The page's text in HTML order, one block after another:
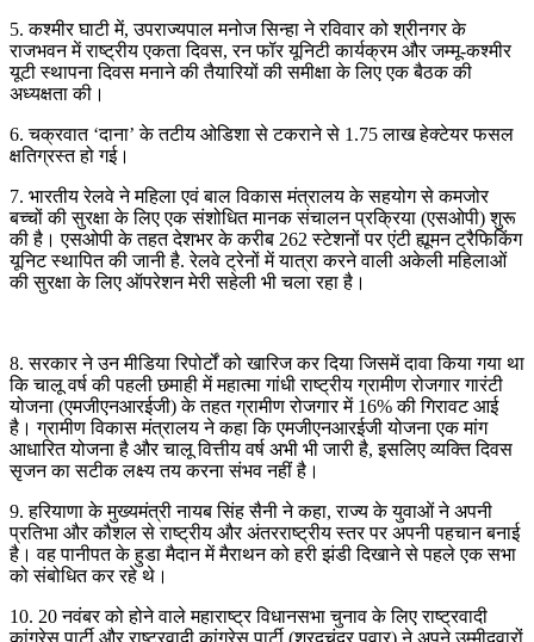
5. कश्मीर घाटी में, उपराज्यपाल मनोज सिन्हा ने रविवार को श्रीनगर के
राजभवन में राष्ट्रीय एकता दिवस, रन फॉर यूनिटी कार्यक्रम और जम्मू-कश्मीर
यूटी स्थापना दिवस मनाने की तैयारियों की समीक्षा के लिए एक बैठक की
अध्यक्षता की।
6. चक्रवात ‘दाना’ के तटीय ओडिशा से टकराने से 1.75 लाख हेक्टेयर फसल
क्षतिग्रस्त हो गई।
7. भारतीय रेलवे ने महिला एवं बाल विकास मंत्रालय के सहयोग से कमजोर
बच्चों की सुरक्षा के लिए एक संशोधित मानक संचालन प्रक्रिया (एसओपी) शुरू
की है। एसओपी के तहत देशभर के करीब 262 स्टेशनों पर एंटी ह्यूमन ट्रैफिकिंग
यूनिट स्थापित की जानी है. रेलवे ट्रेनों में यात्रा करने वाली अकेली महिलाओं
की सुरक्षा के लिए ऑपरेशन मेरी सहेली भी चला रहा है।
8. सरकार ने उन मीडिया रिपोर्टों को खारिज कर दिया जिसमें दावा किया गया था
कि चालू वर्ष की पहली छमाही में महात्मा गांधी राष्ट्रीय ग्रामीण रोजगार गारंटी
योजना (एमजीएनआरईजी) के तहत ग्रामीण रोजगार में 16% की गिरावट आई
है। ग्रामीण विकास मंत्रालय ने कहा कि एमजीएनआरईजी योजना एक मांग
आधारित योजना है और चालू वित्तीय वर्ष अभी भी जारी है, इसलिए व्यक्ति दिवस
सृजन का सटीक लक्ष्य तय करना संभव नहीं है।
9. हरियाणा के मुख्यमंत्री नायब सिंह सैनी ने कहा, राज्य के युवाओं ने अपनी
प्रतिभा और कौशल से राष्ट्रीय और अंतरराष्ट्रीय स्तर पर अपनी पहचान बनाई
है। वह पानीपत के हुडा मैदान में मैराथन को हरी झंडी दिखाने से पहले एक सभा
को संबोधित कर रहे थे।
10. 20 नवंबर को होने वाले महाराष्ट्र विधानसभा चुनाव के लिए राष्ट्रवादी
कांग्रेस पार्टी और राष्ट्रवादी कांग्रेस पार्टी (शरदचंद्र पवार) ने अपने उम्मीदवारों